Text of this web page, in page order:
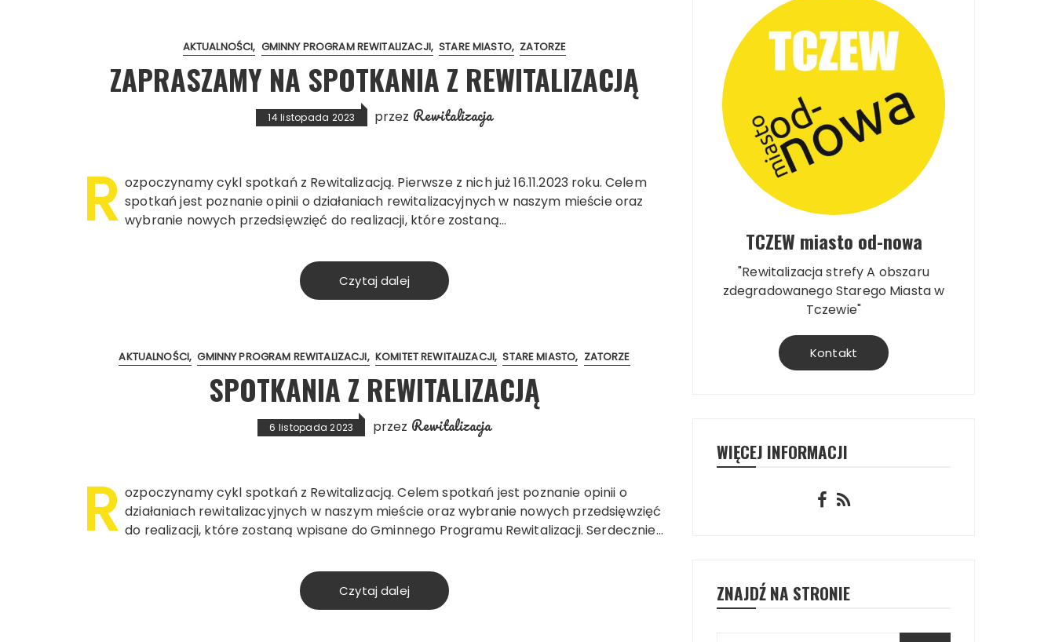
AKTUALNOŚCI GMINNY PROGRAM REWITALIZACJI STARE MIASTO ZATORZE
ZAPRASZAMY NA SPOTKANIA Z REWITALIZACJĄ
14 listopada 2023 przez Rewitalizacja
R ozpoczynamy cykl spotkań z Rewitalizacją. Pierwsze z nich już 16.11.2023 roku. Celem
spotkań jest poznanie opinii o działaniach rewitalizacyjnych w naszym mieście oraz
wybranie nowych przedsięwzięć do realizacji, które zostaną…
Czytaj dalej
AKTUALNOŚCI GMINNY PROGRAM REWITALIZACJI KOMITET REWITALIZACJI STARE MIASTO ZATORZE
SPOTKANIA Z REWITALIZACJĄ
6 listopada 2023 przez Rewitalizacja
R ozpoczynamy cykl spotkań z Rewitalizacją. Celem spotkań jest poznanie opinii o
działaniach rewitalizacyjnych w naszym mieście oraz wybranie nowych przedsięwzięć
do realizacji, które zostaną wpisane do Gminnego Programu Rewitalizacji. Serdecznie…
Czytaj dalej
TCZEW miasto od-nowa
"Rewitalizacja strefy A obszaru
zdegradowanego Starego Miasta w
Tczewie"
Kontakt
WIĘCEJ INFORMACJI
ZNAJDŹ NA STRONIE